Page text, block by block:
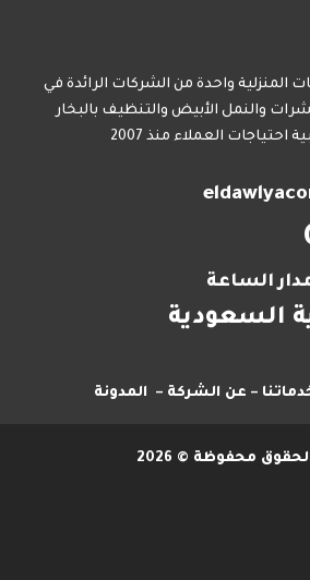
المنزلية واحدة من الشركات الرائدة في
والنمل الأبيض والتنظيف بالبخار
العملاء منذ 2007
الساعة
السعودية
– عن الشركة – المدونة
محفوظة © 2026